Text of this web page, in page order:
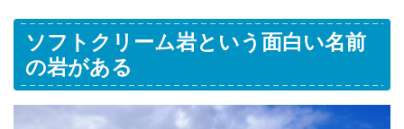
ソフトクリーム岩という面白い名前
の岩がある